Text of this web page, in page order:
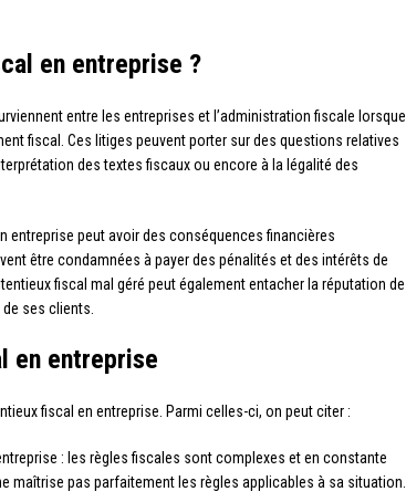
en entreprise ?
entre les entreprises et l’administration fiscale lorsque
fiscal. Ces litiges peuvent porter sur des questions relatives
des textes fiscaux ou encore à la légalité des
entreprise peut avoir des conséquences financières
être condamnées à payer des pénalités et des intérêts de
fiscal mal géré peut également entacher la réputation de
ses clients.
en entreprise
fiscal en entreprise. Parmi celles-ci, on peut citer :
: les règles fiscales sont complexes et en constante
maîtrise pas parfaitement les règles applicables à sa situation.